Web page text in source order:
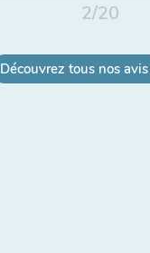
2/20
Découvrez tous nos